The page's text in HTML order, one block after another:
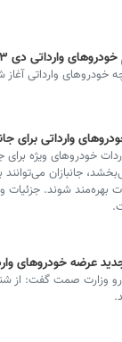
وارداتی دی ۱۴۰۳ + قیمت فروش، شرایط و لیست
خودروهای وارداتی آغاز
وارداتی برای
جانبازان
بهره‌مند شوند.
عرضه خودروهای
وزارت صمت گفت: از